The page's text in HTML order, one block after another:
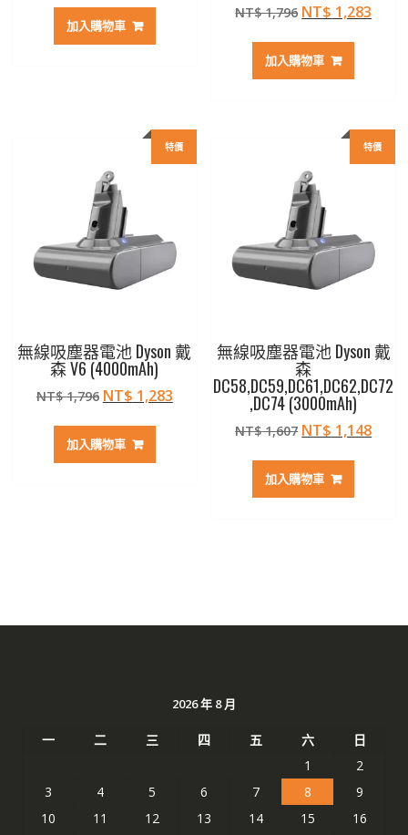
價
格：
加入購物車
NT$1,796 原
價
格：
NT$ 1,283
加入購物車
特價
無線吸塵器電池 Dyson 戴
森 V6 (4000mAh)
NT$1,796 原
價
格：
NT$ 1,283目
加入購物車
特價
無線吸塵器電池 Dyson 戴
森
DC58,DC59,DC61,DC62,DC72
,DC74 (3000mAh)
NT$1,607 原
價
格：
NT$ 1,148目
加入購物車
2026 年 8 月
一 二 三 四 五 六
日
1
2
3
4 5 6 7 8
9
10
11 12 13 14 15
16